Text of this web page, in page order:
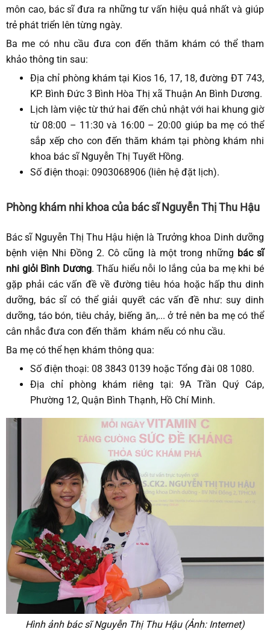
môn cao, bác sĩ đưa ra những tư vấn hiệu quả nhất và giúp
trẻ phát triển lên từng ngày.
Ba me có nhu cầu đưa con đến thăm khám có thể tham
khảo thông tin sau:
Địa chỉ phòng khám tại Kios 16, 17, 18, đường ĐT 743,
KP. Bình Đức 3 Bình Hòa Thị xã Thuận An Bình Dương.
Lịch làm việc từ thứ hai đến chủ nhật với hai khung giờ
từ 08:00 – 11:30 và 16:00 – 20:00 giúp ba mẹ có thể
sắp xếp cho con đến thăm khám tại phòng khám nhi
khoa bác sĩ Nguyễn Thị Tuyết Hồng.
Số điện thoại: 0903068906 (liên hệ đặt lịch).
Phòng khám nhi khoa của bác sĩ Nguyễn Thị Thu Hậu
Bác sĩ Nguyễn Thị Thu Hậu hiện là Trưởng khoa Dinh dưỡng
bệnh viện Nhi Đồng 2. Cô cũng là một trong những bác sĩ
nhi giỏi Bình Dương. Thấu hiểu nỗi lo lắng của ba mẹ khi bé
gặp phải các vấn đề về đường tiêu hóa hoặc hấp thu dinh
dưỡng, bác sĩ có thể giải quyết các vấn đề như: suy dinh
dưỡng, táo bón, tiêu chảy, biếng ăn,... ở trẻ nên ba mẹ có thể
cân nhắc đưa con đến thăm khám nếu có nhu cầu.
Ba mẹ có thể hẹn khám thông qua:
Số điện thoại: 08 3843 0139 hoặc Tổng đài 08 1080.
Địa chỉ phòng khám riêng tại: 9A Trần Quý Cáp,
Phường 12, Quận Bình Thạnh, Hồ Chí Minh.
Hình ảnh bác sĩ Nguyễn Thị Thu Hậu (Ảnh: Internet)